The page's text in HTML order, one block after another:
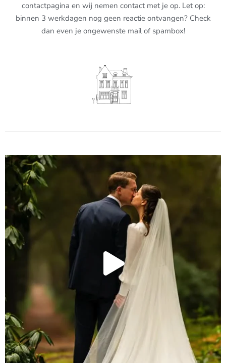
contactpagina en wij nemen contact met je op. Let op:
binnen 3 werkdagen nog geen reactie ontvangen? Check
dan even je ongewenste mail of spambox!